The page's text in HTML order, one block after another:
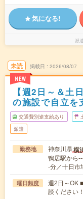
気になる!
派
未読
NEW
掲載日 2026/08/07
【週2日～＆土
の施設で自立を
交通費別途支給あり
派遣
勤務地 神奈川県横
鴨居駅から
-分／十日市
曜日頻度
週2日～OK
談ください！